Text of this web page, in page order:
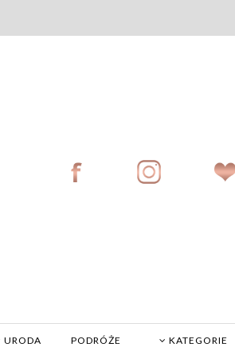
URODA PODRÓŻE KATEGORIE